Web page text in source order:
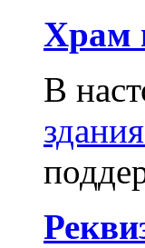
Храм
В